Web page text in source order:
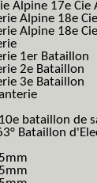
Alpine 17e
Alpine 18e
Alpine 18e
1er Bataillon
2e Bataillon
3e Bataillon
bataillon de
Bataillon